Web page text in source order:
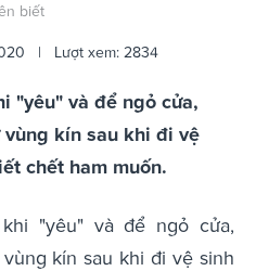
biết
| Lượt xem: 2834
"yêu" và để ngỏ cửa,
kín sau khi đi vệ
chết ham muốn.
"yêu" và để ngỏ cửa,
kín sau khi đi vệ sinh